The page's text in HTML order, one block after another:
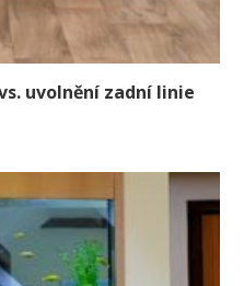
uvolnění zadní linie